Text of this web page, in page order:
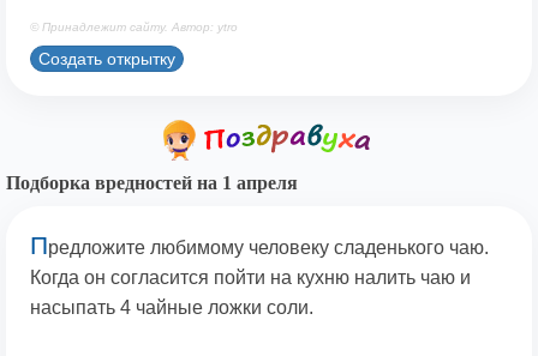
© Принадлежит сайту. Автор: ytro
Создать открытку
Подборка вредностей на 1 апреля
Предложите любимому человеку сладенького чаю.
Когда он согласится пойти на кухню налить чаю и
насыпать 4 чайные ложки соли.